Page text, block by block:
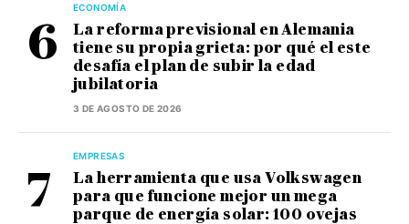
ECONOMÍA
La reforma previsional en Alemania
tiene su propia grieta: por qué el este
desafía el plan de subir la edad
jubilatoria
3 DE AGOSTO DE 2026
EMPRESAS
La herramienta que usa Volkswagen
para que funcione mejor un mega
parque de energía solar: 100 ovejas